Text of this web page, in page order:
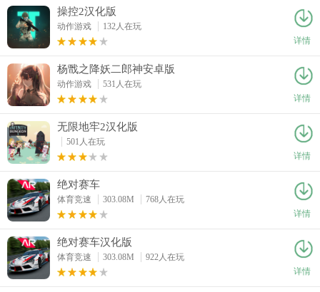
操控2汉化版
动作游戏
132人在玩
详情
杨戬之降妖二郎神安卓版
动作游戏
531人在玩
详情
无限地牢2汉化版
501人在玩
详情
绝对赛车
体育竞速 303.08M
768人在玩
详情
绝对赛车汉化版
体育竞速 303.08M
922人在玩
详情